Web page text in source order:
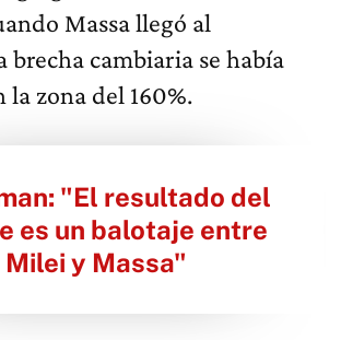
Massa llegó al
brecha cambiaria se había
la zona del 160%.
"El resultado del
es un balotaje entre
Milei y Massa"